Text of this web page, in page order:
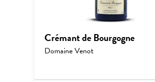
Crémant de Bourgogne
Domaine Venot